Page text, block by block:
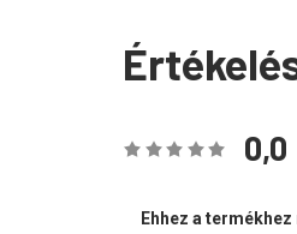
0,0
Ehhez a